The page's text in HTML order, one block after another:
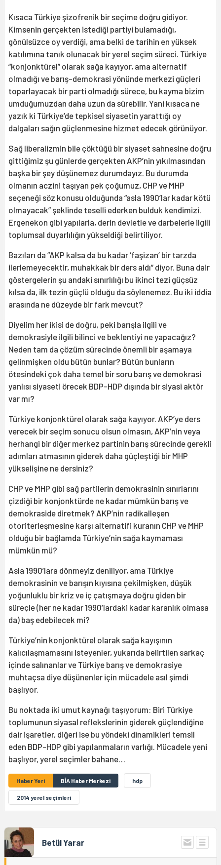
Kısaca Türkiye şizofrenik bir seçime doğru gidiyor.
Kimsenin gerçekten istediği partiyi bulamadığı,
gönülsüzce oy verdiği, ama belki de tarihin en yüksek
katılımına tanık olunacak bir yerel seçim süreci. Türkiye
“konjonktürel” olarak sağa kayıyor, ama alternatif
olmadığı ve barış-demokrasi yönünde merkezi güçleri
toparlayacak bir parti olmadığı sürece, bu kayma bizim
umduğumuzdan daha uzun da sürebilir. Yani kısaca ne
yazık ki Türkiye’de tepkisel siyasetin yarattığı oy
dalgaları sağın güçlenmesine hizmet edecek görünüyor.
Sağ liberalizmin bile çöktüğü bir siyaset sahnesine doğru
gittiğimiz şu günlerde gerçekten AKP’nin yıkılmasından
başka bir şey düşünemez durumdayız. Bu durumda
olmanın aczini taşıyan pek çoğumuz, CHP ve MHP
seçeneği söz konusu olduğunda “asla 1990’lar kadar kötü
olmayacak” şeklinde teselli ederken bulduk kendimizi.
Ergenekon gibi yapılarla, derin devletle ve darbelerle ilgili
toplumsal duyarlılığın yükseldiği belirtiliyor.
Bazıları da “AKP kalsa da bu kadar ‘faşizan’ bir tarzda
ilerlemeyecektir, muhakkak bir ders aldı” diyor. Buna dair
göstergelerin şu andaki sınırlılığı bu ikinci tezi güçsüz
kılsa da, ilk tezin güçlü olduğu da söylenemez. Bu iki iddia
arasında ne düzeyde bir fark mevcut?
Diyelim her ikisi de doğru, peki barışla ilgili ve
demokrasiyle ilgili bilinci ve beklentiyi ne yapacağız?
Neden tam da çözüm sürecinde önemli bir aşamaya
gelinmişken oldu bütün bunlar? Bütün bunların
ötesindeki çok daha temel bir soru barış ve demokrasi
yanlısı siyaseti örecek BDP-HDP dışında bir siyasi aktör
var mı?
Türkiye konjonktürel olarak sağa kayıyor. AKP’ye ders
verecek bir seçim sonucu olsun olmasın, AKP’nin veya
herhangi bir diğer merkez partinin barış sürecinde gerekli
adımları atmasının giderek daha güçleştiği bir MHP
yükselişine ne dersiniz?
CHP ve MHP gibi sağ partilerin demokrasinin sınırlarını
çizdiği bir konjonktürde ne kadar mümkün barış ve
demokraside diretmek? AKP’nin radikalleşen
otoriterleşmesine karşı alternatifi kuranın CHP ve MHP
olduğu bir bağlamda Türkiye’nin sağa kaymaması
mümkün mü?
Asla 1990’lara dönmeyiz deniliyor, ama Türkiye
demokrasinin ve barışın kıyısına çekilmişken, düşük
yoğunluklu bir kriz ve iç çatışmaya doğru giden bir
süreçle (her ne kadar 1990’lardaki kadar karanlık olmasa
da) baş edebilecek mi?
Türkiye’nin konjonktürel olarak sağa kayışının
kalıcılaşmamasını isteyenler, yukarıda belirtilen sarkaç
içinde salınanlar ve Türkiye barış ve demokrasiye
muhtaçsa diye düşünenler için mücadele asıl şimdi
başlıyor.
Bu noktada iki umut kaynağı taşıyorum: Biri Türkiye
toplumunun siyasal reflekslerinin giderek güçlendiğine
dair işaretler, diğeri ise bu yöndeki dinamikleri temsil
eden BDP-HDP gibi yapılanmaların varlığı. Mücadele yeni
başlıyor, yerel seçimler bahane…
Haber Yeri BİA Haber Merkezi hdp
2014 yerel seçimleri
Betül Yarar